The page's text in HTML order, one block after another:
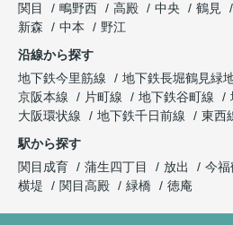
関目
鴫野西 高殿 中央 鶴見
新森
中本
野江
沿線から探す
地下鉄今里筋線
地下鉄長堀鶴見緑
京阪本線
片町線 地下鉄谷町線
大阪環状線
地下鉄千日前線
東西
駅から探す
関目成育
蒲生四丁目 放出 今福
横堤
関目高殿 緑橋 徳庵